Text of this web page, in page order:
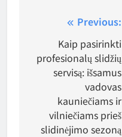
Navigacija
tarp
įrašų
Previous:
Kaip pasirinkti
profesionalų slidžių
servisą: išsamus
vadovas
kauniečiams ir
vilniečiams prieš
slidinėjimo sezoną